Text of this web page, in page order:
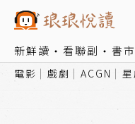
新鮮讀 看聯副 書
電影 戲劇 ACGN